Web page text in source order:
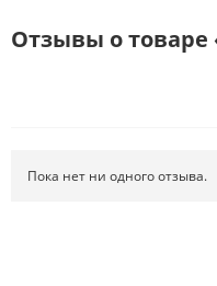
Отзывы о товаре
Пока нет ни одного отзыва.